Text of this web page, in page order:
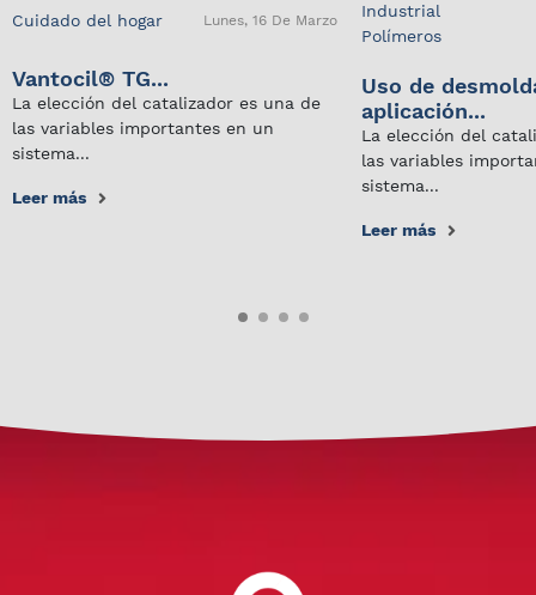
Cuidado del hogar Lunes, 16 De Marzo
Vantocil® TG...
La elección del catalizador es una de
las variables importantes en un
sistema...
Leer más
Industrial
Polímeros
Uso de
aplicación...
La elección del
las variables
sistema...
Leer más